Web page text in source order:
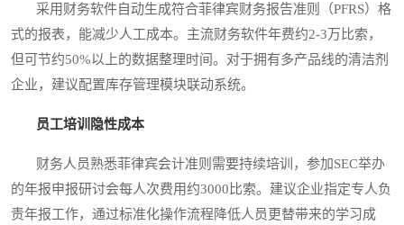
采用财务软件自动生成符合菲律宾财务报告准则（PFRS）格
式的报表，能减少人工成本。主流财务软件年费约2-3万比索，
但可节约50%以上的数据整理时间。对于拥有多产品线的清洁剂
企业，建议配置库存管理模块联动系统。
员工培训隐性成本
财务人员熟悉菲律宾会计准则需要持续培训，参加SEC举办
的年报申报研讨会每人次费用约3000比索。建议企业指定专人负
责年报工作，通过标准化操作流程降低人员更替带来的学习成